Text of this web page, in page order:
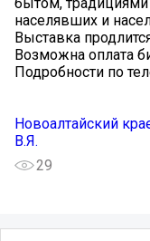
населявших и
Выставка
Возможна оплата
Подробности по
Новоалтайский
В.Я.
29